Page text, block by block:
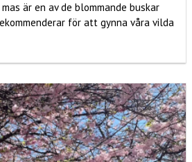
är en av de blommande buskar
för att gynna våra vilda